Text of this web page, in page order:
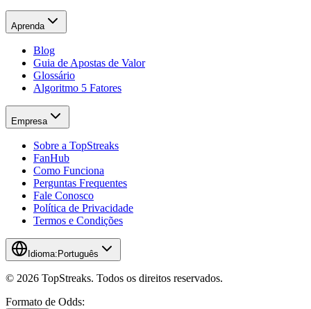
Aprenda
Blog
Guia de Apostas de Valor
Glossário
Algoritmo 5 Fatores
Empresa
Sobre a TopStreaks
FanHub
Como Funciona
Perguntas Frequentes
Fale Conosco
Política de Privacidade
Termos e Condições
Idioma: Português
© 2026 TopStreaks. Todos os direitos reservados.
Formato de Odds: